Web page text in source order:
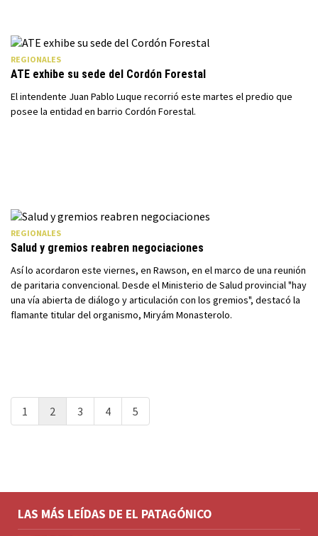
REGIONALES
ATE exhibe su sede del Cordón Forestal
El intendente Juan Pablo Luque recorrió este martes el predio que
posee la entidad en barrio Cordón Forestal.
REGIONALES
Salud y gremios reabren negociaciones
Así lo acordaron este viernes, en Rawson, en el marco de una reunión
de paritaria convencional. Desde el Ministerio de Salud provincial "hay
una vía abierta de diálogo y articulación con los gremios", destacó la
flamante titular del organismo, Miryám Monasterolo.
1 2 3 4 5
LAS MÁS LEÍDAS DE EL PATAGÓNICO